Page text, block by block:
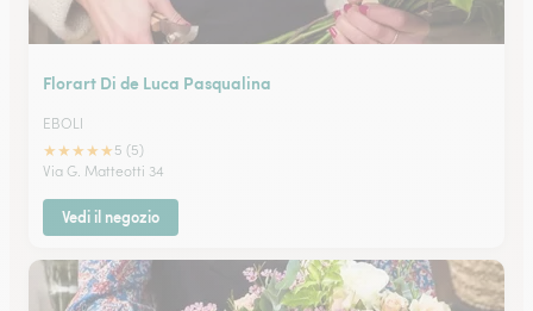
Florart Di de Luca Pasqualina
EBOLI
★★★★★ 5 (5)
Via G. Matteotti 34
Vedi il negozio